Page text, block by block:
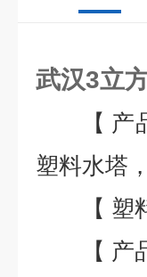
武汉3立
【 产品
塑料水塔
【 塑料
【 产品